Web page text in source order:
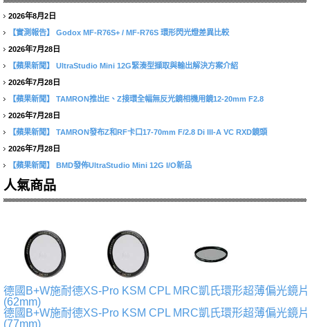
2026年8月2日
【實測報告】
Godox MF-R76S+ / MF-R76S 環形閃光燈差異比較
2026年7月28日
【蘋果新聞】
UltraStudio Mini 12G緊湊型擷取與輸出解決方案介紹
2026年7月28日
【蘋果新聞】
TAMRON推出E、Z接環全幅無反光鏡相機用鏡12-20mm F2.8
2026年7月28日
【蘋果新聞】
TAMRON發布Z和RF卡口17-70mm F/2.8 Di III-A VC RXD鏡頭
2026年7月28日
【蘋果新聞】
BMD發佈UltraStudio Mini 12G I/O新品
人氣商品
德國B+W施耐德XS-Pro KSM CPL MRC凱氏環形超薄偏光鏡片
(62mm)
德國B+W施耐德XS-Pro KSM CPL MRC凱氏環形超薄偏光鏡片
(77mm)